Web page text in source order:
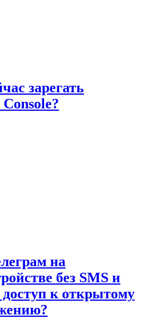
зарегать
на
без SMS и
доступ к открытому